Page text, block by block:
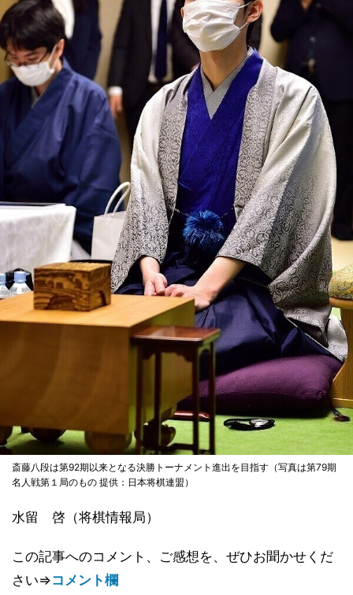
斎藤八段は第92期以来となる決勝トーナメント進出を目指す（写真は第79期
名人戦第１局のもの 提供：日本将棋連盟）
水留 啓（将棋情報局）
この記事へのコメント、ご感想を、ぜひお聞かせくだ
さい⇒コメント欄